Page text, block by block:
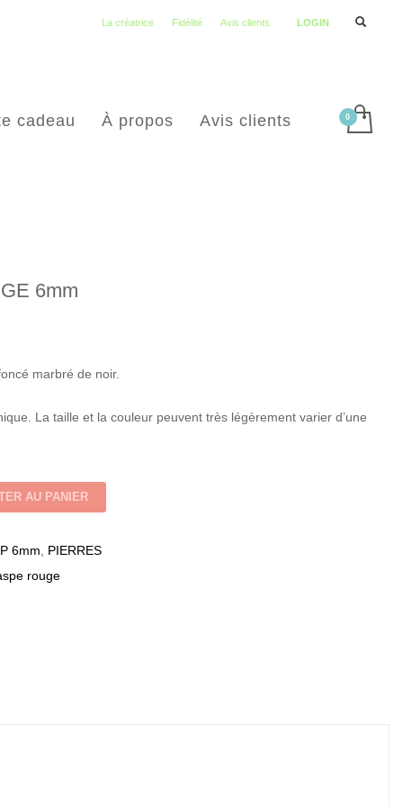
La créatrice Fidélité Avis clients LOGIN
cadeau À propos Avis clients
6mm
marbré de noir.
La taille et la couleur peuvent très légèrement varier d’une
AU PANIER
P 6mm
PIERRES
rouge